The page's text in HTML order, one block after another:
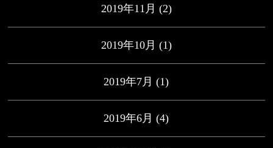
2019年11月 (2)
2019年10月 (1)
2019年7月 (1)
2019年6月 (4)